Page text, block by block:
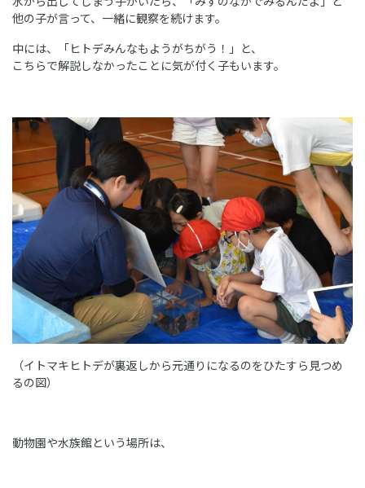
他の子が言って、一緒に観察を続けます。
中には、「ヒトデみんなもようがちがう！」と、
こちらで解説しなかったことに気が付く子もいます。
（イトマキヒトデが裏返しから元通りになるのをひたすら見つめ
るの図）
動物園や水族館という場所は、